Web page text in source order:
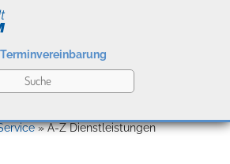
Terminvereinbarung
»A-Z Dienstleistungen